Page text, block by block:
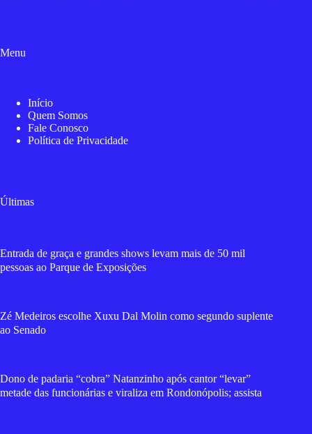
Menu
Início
Quem Somos
Fale Conosco
Política de Privacidade
Últimas
Entrada de graça e grandes shows levam mais de 50 mil
pessoas ao Parque de Exposições
Zé Medeiros escolhe Xuxu Dal Molin como segundo suplente
ao Senado
Dono de padaria “cobra” Natanzinho após cantor “levar”
metade das funcionárias e viraliza em Rondonópolis; assista